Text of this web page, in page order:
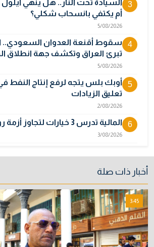
3
السيادة تحت النار.. هل ينهي أيلول
أم يكتفي بانسحاب شكلي؟
5/08/2026
4
سقوط أقنعة العدوان السعودي..
تبرئ العراق وتكشف جهة انطلاق
5/08/2026
5
أوبك بلس يتجه لرفع إنتاج النفط
تعليق الزيادات
2/08/2026
6 المالية تدرس 3 خيارات لتجاوز أزمة رواتب الموظفين
3/08/2026
4/08/2026
8
خطر "إيبولا" يتضاعف.. ارتفاع عدد
بالفيروس إلى 3748
3/08/2026
9
خبراء: 70 بالمئة من نفط الخليج
هرمز
أخبار ذات صلة
3:45